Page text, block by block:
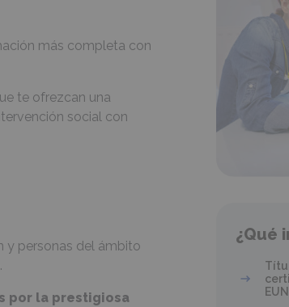
¿Qué
más completa con
te ofrezcan una
social con
y personas del ámbito
por la prestigiosa